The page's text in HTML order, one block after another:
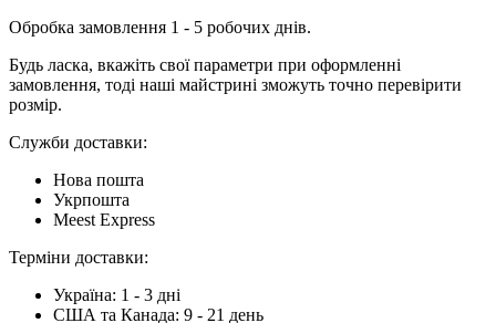
Обробка замовлення 1 - 5 робочих днів.
Будь ласка, вкажіть свої параметри при оформленні
замовлення, тоді наші майстрині зможуть точно перевірити
розмір.
Служби доставки:
Нова пошта
Укрпошта
Meest Express
Терміни доставки:
Україна: 1 - 3 дні
США та Канада: 9 - 21 день